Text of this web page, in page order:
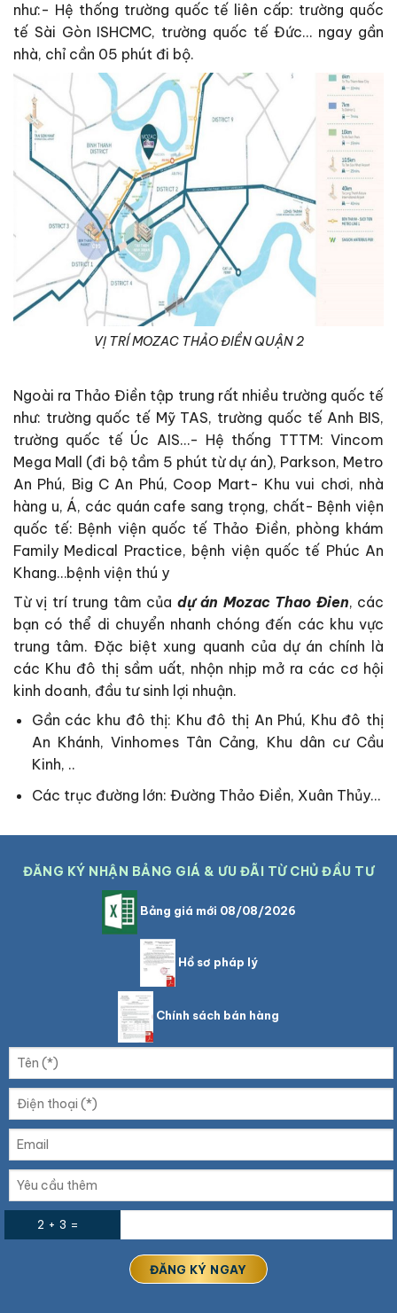
như:- Hệ thống trường quốc tế liên cấp: trường quốc
tế Sài Gòn ISHCMC, trường quốc tế Đức… ngay gần
nhà, chỉ cần 05 phút đi bộ.
VỊ TRÍ MOZAC THẢO ĐIỀN QUẬN 2
Ngoài ra Thảo Điền tập trung rất nhiều trường quốc tế
như: trường quốc tế Mỹ TAS, trường quốc tế Anh BIS,
trường quốc tế Úc AIS…- Hệ thống TTTM: Vincom
Mega Mall (đi bộ tầm 5 phút từ dự án), Parkson, Metro
An Phú, Big C An Phú, Coop Mart- Khu vui chơi, nhà
hàng u, Á, các quán cafe sang trọng, chất- Bệnh viện
quốc tế: Bệnh viện quốc tế Thảo Điền, phòng khám
Family Medical Practice, bệnh viện quốc tế Phúc An
Khang…bệnh viện thú y
Từ vị trí trung tâm của dự án Mozac Thao Đien, các
bạn có thể di chuyển nhanh chóng đến các khu vực
trung tâm. Đặc biệt xung quanh của dự án chính là
các Khu đô thị sầm uất, nhộn nhịp mở ra các cơ hội
kinh doanh, đầu tư sinh lợi nhuận.
Gần các khu đô thị: Khu đô thị An Phú, Khu đô thị
An Khánh, Vinhomes Tân Cảng, Khu dân cư Cầu
Kinh, ..
Các trục đường lớn: Đường Thảo Điền, Xuân Thủy…
ĐĂNG KÝ NHẬN BẢNG GIÁ & ƯU ĐÃI TỪ CHỦ ĐẦU TƯ
Bảng giá mới 08/08/2026
Hồ sơ pháp lý
Chính sách bán hàng
2 + 3 =